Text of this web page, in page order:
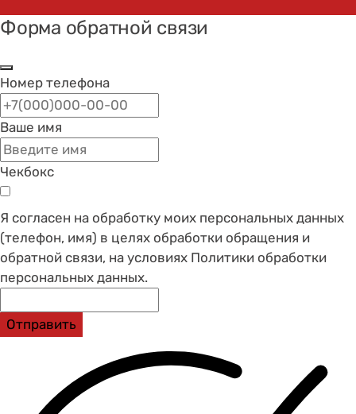
Форма обратной связи
Номер телефона
Ваше имя
Чекбокс
Я согласен на обработку моих персональных данных
(телефон, имя) в целях обработки обращения и
обратной связи, на условиях Политики обработки
персональных данных.
Отправить